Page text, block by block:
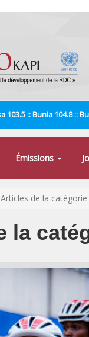
103.5 :: Bunia 104.8 ::
Émissions
Articles de la catégorie
la